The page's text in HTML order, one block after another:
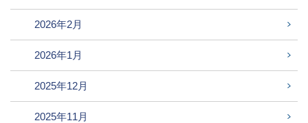
2026年2月
2026年1月
2025年12月
2025年11月